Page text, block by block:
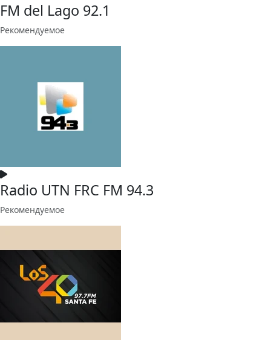
FM del Lago 92.1
Рекомендуемое
Radio UTN FRC FM 94.3
Рекомендуемое